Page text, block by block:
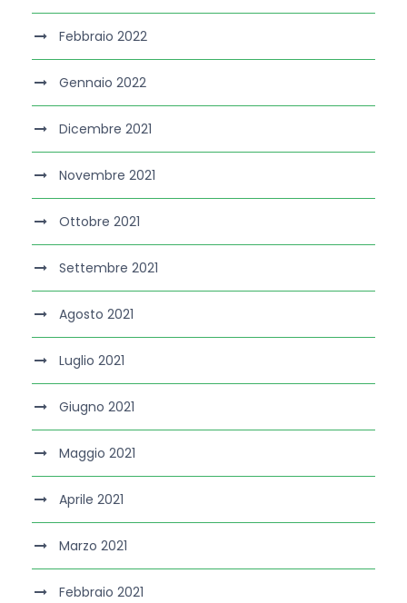
Febbraio 2022
Gennaio 2022
Dicembre 2021
Novembre 2021
Ottobre 2021
Settembre 2021
Agosto 2021
Luglio 2021
Giugno 2021
Maggio 2021
Aprile 2021
Marzo 2021
Febbraio 2021